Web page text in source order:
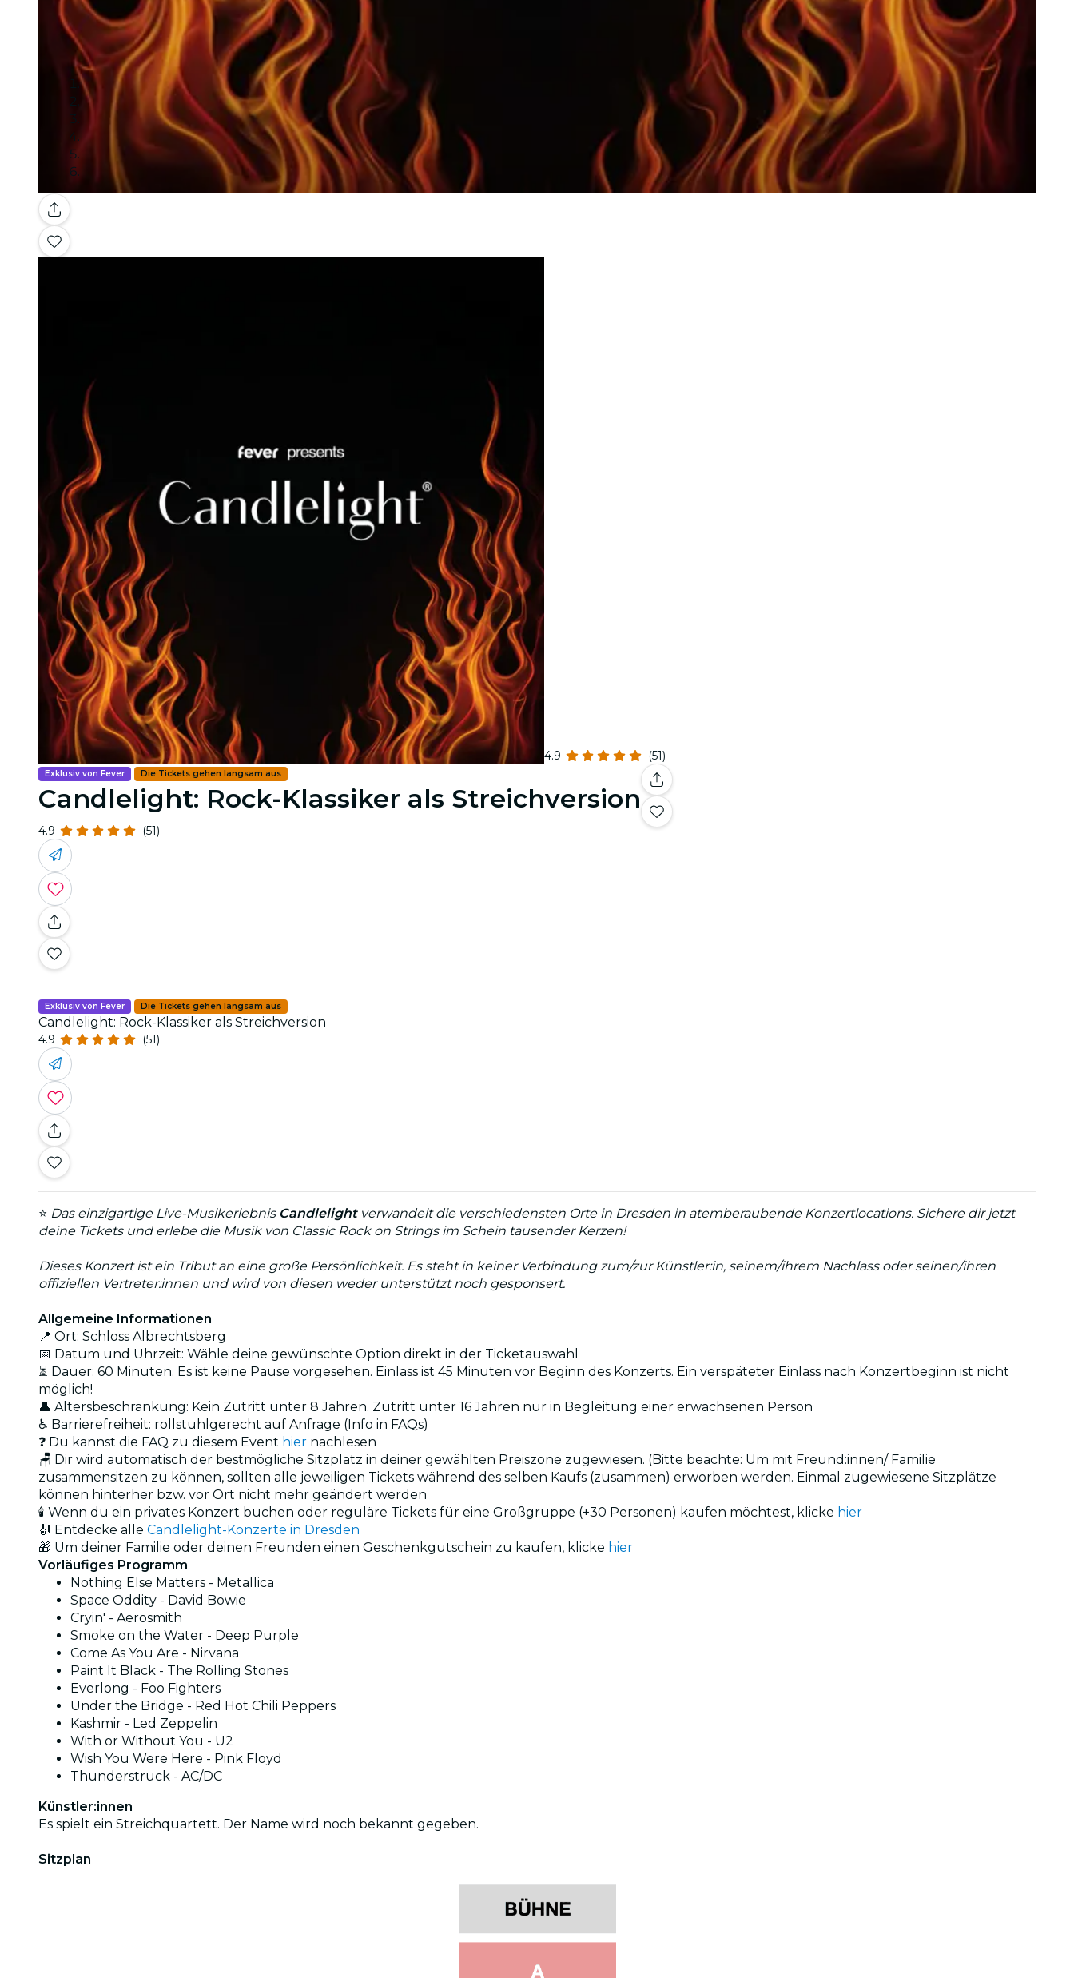
Galerie
4.9 (51)
Exklusiv von Fever Die Tickets gehen langsam aus
Candlelight: Rock-Klassiker als Streichversion
4.9 (51)
Exklusiv von Fever Die Tickets gehen langsam aus
Candlelight: Rock-Klassiker als Streichversion
4.9 (51)
⭐ Das einzigartige Live-Musikerlebnis Candlelightverwandelt die verschiedensten Orte in Dresden in atemberaubende Konzertlocations. Sichere dir jetzt
deine Tickets und erlebe die Musik von Classic Rock on Strings im Schein tausender Kerzen!
Dieses Konzert ist ein Tribut an eine große Persönlichkeit. Es steht in keiner Verbindung zum/zur Künstler:in, seinem/ihrem Nachlass oder seinen/ihren
offiziellen Vertreter:innen und wird von diesen weder unterstützt noch gesponsert.
Allgemeine Informationen
📍 Ort: Schloss Albrechtsberg
📅 Datum und Uhrzeit: Wähle deine gewünschte Option direkt in der Ticketauswahl
⏳ Dauer: 60 Minuten. Es ist keine Pause vorgesehen. Einlass ist 45 Minuten vor Beginn des Konzerts. Ein verspäteter Einlass nach Konzertbeginn ist nicht
möglich!
👤 Altersbeschränkung: Kein Zutritt unter 8 Jahren. Zutritt unter 16 Jahren nur in Begleitung einer erwachsenen Person
♿ Barrierefreiheit: rollstuhlgerecht auf Anfrage (Info in FAQs)
❓ Du kannst die FAQ zu diesem Event hier nachlesen
🪑 Dir wird automatisch der bestmögliche Sitzplatz in deiner gewählten Preiszone zugewiesen. (Bitte beachte: Um mit Freund:innen/ Familie
zusammensitzen zu können, sollten alle jeweiligen Tickets während des selben Kaufs (zusammen) erworben werden. Einmal zugewiesene Sitzplätze
können hinterher bzw. vor Ort nicht mehr geändert werden
🕯️ Wenn du ein privates Konzert buchen oder reguläre Tickets für eine Großgruppe (+30 Personen) kaufen möchtest, klicke hier
🎻 Entdecke alle Candlelight-Konzerte in Dresden
🎁 Um deiner Familie oder deinen Freunden einen Geschenkgutschein zu kaufen, klicke hier
Vorläufiges Programm
Nothing Else Matters - Metallica
Space Oddity - David Bowie
Cryin' - Aerosmith
Smoke on the Water - Deep Purple
Come As You Are - Nirvana
Paint It Black - The Rolling Stones
Everlong - Foo Fighters
Under the Bridge - Red Hot Chili Peppers
Kashmir - Led Zeppelin
With or Without You - U2
Wish You Were Here - Pink Floyd
Thunderstruck - AC/DC
Künstler:innen
Es spielt ein Streichquartett. Der Name wird noch bekannt gegeben.
Sitzplan